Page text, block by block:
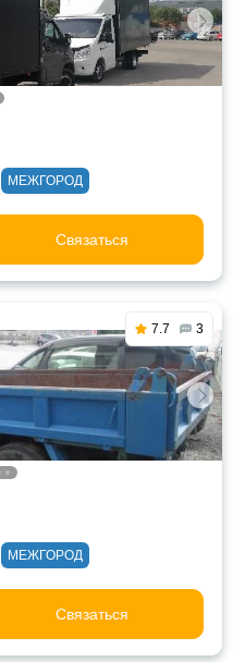
МЕЖГОРОД
Связаться
7.7 3
МЕЖГОРОД
Связаться